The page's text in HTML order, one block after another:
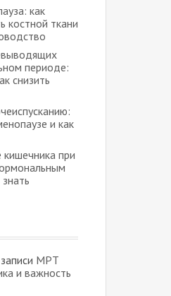
как
костной ткани
периоде:
снизить
и как
при
МРТ
и важность